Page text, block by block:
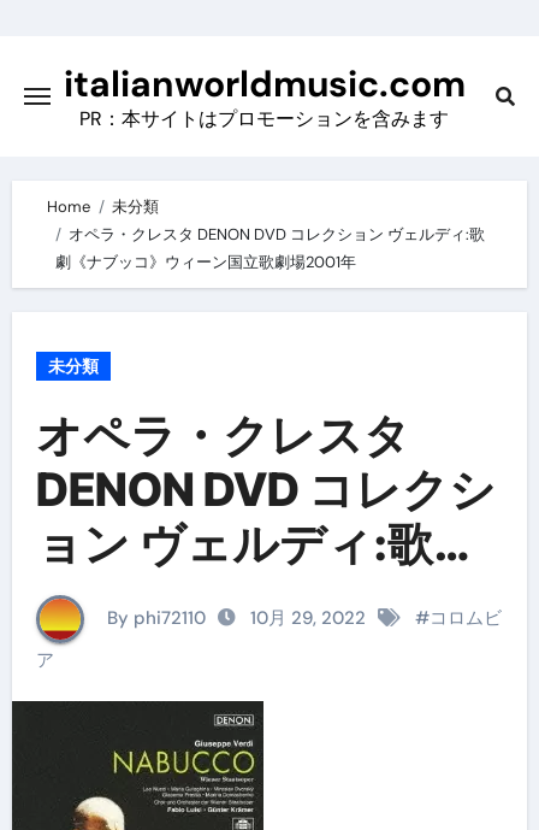
contentitalianworldmusic.com
PR：本サイトはプロモーションを含みます
Home
未分類
オペラ・クレスタ DENON DVD コレクション ヴェルディ:歌
劇《ナブッコ》ウィーン国立歌劇場2001年
未分類
オペラ・クレスタ
DENON DVD コレクシ
ョン ヴェルディ:歌劇
《ナブッコ》ウィーン
国立歌劇場2001年
By phi72110 10月 29, 2022 #コロムビ
ア